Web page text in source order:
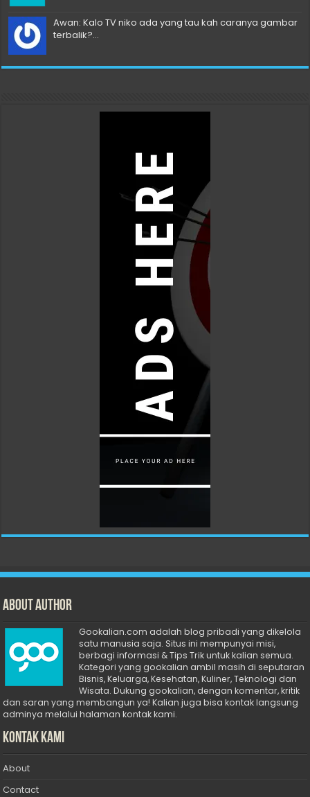
Awan: Kalo TV niko ada yang tau kah caranya gambar
terbalik?...
About Author
Gookalian.com adalah blog pribadi yang dikelola
satu manusia saja. Situs ini mempunyai misi,
berbagi informasi & Tips Trik untuk kalian semua.
Kategori yang gookalian ambil masih di seputaran
Bisnis, Keluarga, Kesehatan, Kuliner, Teknologi dan
Wisata. Dukung gookalian, dengan komentar, kritik
dan saran yang membangun ya! Kalian juga bisa kontak langsung
adminya melalui halaman kontak kami.
Kontak Kami
About
Contact